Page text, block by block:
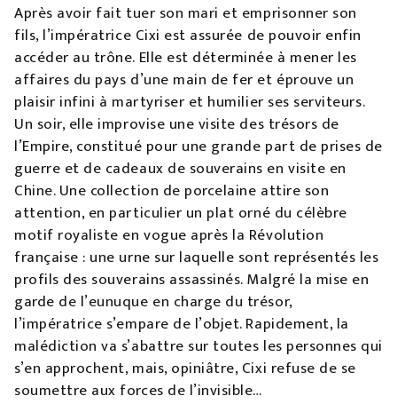
Après avoir fait tuer son mari et emprisonner son
fils, l’impératrice Cixi est assurée de pouvoir enfin
accéder au trône. Elle est déterminée à mener les
affaires du pays d’une main de fer et éprouve un
plaisir infini à martyriser et humilier ses serviteurs.
Un soir, elle improvise une visite des trésors de
l’Empire, constitué pour une grande part de prises de
guerre et de cadeaux de souverains en visite en
Chine. Une collection de porcelaine attire son
attention, en particulier un plat orné du célèbre
motif royaliste en vogue après la Révolution
française : une urne sur laquelle sont représentés les
profils des souverains assassinés. Malgré la mise en
garde de l’eunuque en charge du trésor,
l’impératrice s’empare de l’objet. Rapidement, la
malédiction va s’abattre sur toutes les personnes qui
s’en approchent, mais, opiniâtre, Cixi refuse de se
soumettre aux forces de l’invisible…